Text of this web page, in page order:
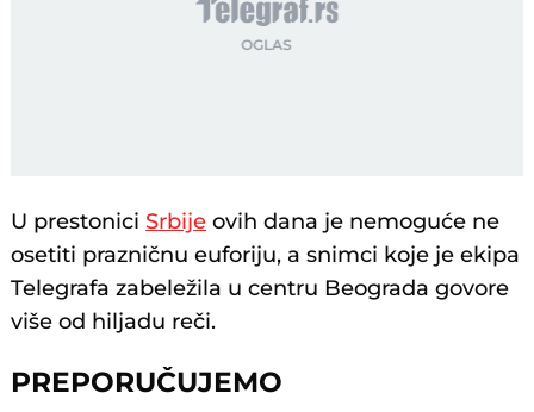
U prestonici Srbije ovih dana je nemoguće ne
osetiti prazničnu euforiju, a snimci koje je ekipa
Telegrafa zabeležila u centru Beograda govore
više od hiljadu reči.
PREPORUČUJEMO